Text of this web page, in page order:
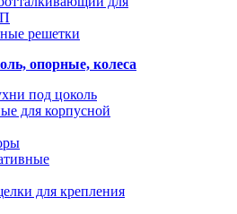
решетки
опорные, колеса
под цоколь
для корпусной
для крепления